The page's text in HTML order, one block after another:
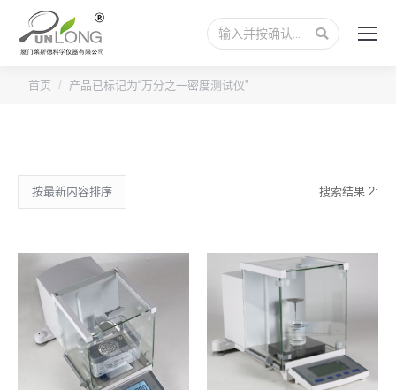
搜
索：
首页 产品已标记为“万分之一密度测试仪”
搜索结果 2: